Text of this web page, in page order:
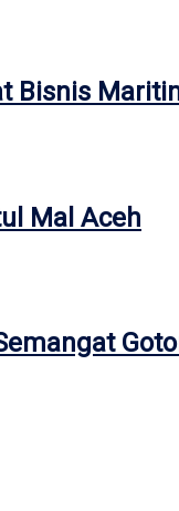
Bisnis
Mal Aceh